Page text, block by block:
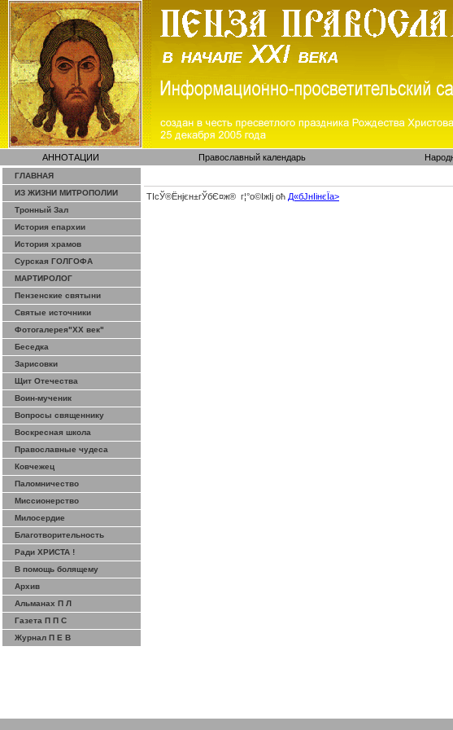
АННОТАЦИИ Православный календарь
ГЛАВНАЯ
ИЗ ЖИЗНИ МИТРОПОЛИИ
Тронный Зал
История епархии
История храмов
Сурская ГОЛГОФА
МАРТИРОЛОГ
Пензенские святыни
Святые источники
Фотогалерея"ХХ век"
Беседка
Зарисовки
Щит Отечества
Воин-мученик
Вопросы священнику
Воскресная школа
Православные чудеса
Ковчежец
Паломничество
Миссионерство
Милосердие
Благотворительность
Ради ХРИСТА !
В помощь болящему
Архив
Альманах П Л
Газета П П С
Журнал П Е В
ТІсЎ®Ёнјєн±­гЎ­бЄ¤ж® г¦°о©ІжІј оћ Д«бЈ­нІінєЇa>